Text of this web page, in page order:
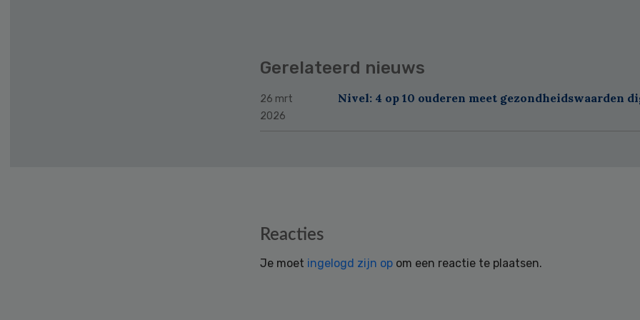
Gerelateerd nieuws
26 mrt
2026
Nivel: 4 op 10 ouderen meet gezondheidswaarden
Reacties
Je moet ingelogd zijn op om een reactie te plaatsen.